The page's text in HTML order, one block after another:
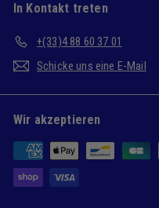
In Kontakt treten
+(33)4 88 60 37 01
Schicke uns eine E-Mail
Wir akzeptieren